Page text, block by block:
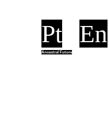
Pt En
Ancestral Future